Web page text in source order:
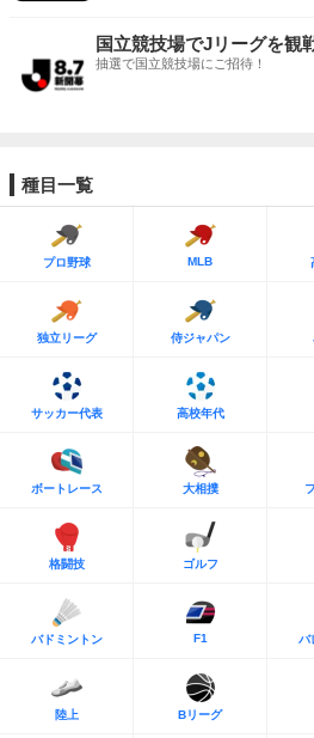
国立競技場でJリーグを観
抽選で国立競技場にご招待！
種目一覧
プロ野球 MLB
独立リーグ 侍ジャパン
サッカー代表 高校年代
ボートレース 大相撲
格闘技 ゴルフ
バドミントン F1 バ
陸上 Bリーグ